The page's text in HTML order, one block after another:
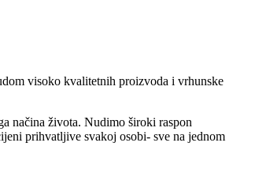
visoko kvalitetnih proizvoda i vrhunske
načina života. Nudimo široki raspon
prihvatljive svakoj osobi- sve na jednom